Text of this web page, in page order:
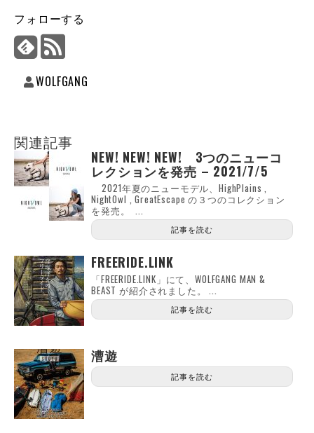
フォローする
WOLFGANG
関連記事
NEW! NEW! NEW! 3つのニューコ
レクションを発売 – 2021/7/5
2021年夏のニューモデル、HighPlains ,
NightOwl , GreatEscape の３つのコレクション
を発売。 ...
記事を読む
FREERIDE.LINK
「FREERIDE.LINK」にて、WOLFGANG MAN &
BEAST が紹介されました。 ...
記事を読む
漕遊
記事を読む